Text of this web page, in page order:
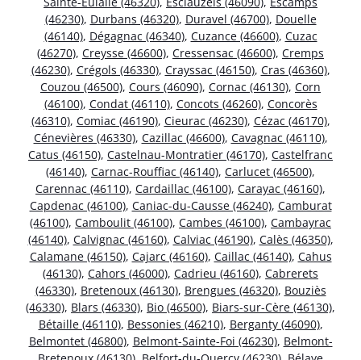
(46230), Durbans (46320), Duravel (46700), Douelle
(46140), Dégagnac (46340), Cuzance (46600), Cuzac
(46270), Creysse (46600), Cressensac (46600), Cremps
(46230), Crégols (46330), Crayssac (46150), Cras (46360),
Couzou (46500), Cours (46090), Cornac (46130), Corn
(46100), Condat (46110), Concots (46260), Concorès
(46310), Comiac (46190), Cieurac (46230), Cézac (46170),
Cénevières (46330), Cazillac (46600), Cavagnac (46110),
Catus (46150), Castelnau-Montratier (46170), Castelfranc
(46140), Carnac-Rouffiac (46140), Carlucet (46500),
Carennac (46110), Cardaillac (46100), Carayac (46160),
Capdenac (46100), Caniac-du-Causse (46240), Camburat
(46100), Camboulit (46100), Cambes (46100), Cambayrac
(46140), Calvignac (46160), Calviac (46190), Calès (46350),
Calamane (46150), Cajarc (46160), Caillac (46140), Cahus
(46130), Cahors (46000), Cadrieu (46160), Cabrerets
(46330), Bretenoux (46130), Brengues (46320), Bouziès
(46330), Blars (46330), Bio (46500), Biars-sur-Cère (46130),
Bétaille (46110), Bessonies (46210), Berganty (46090),
Belmontet (46800), Belmont-Sainte-Foi (46230), Belmont-